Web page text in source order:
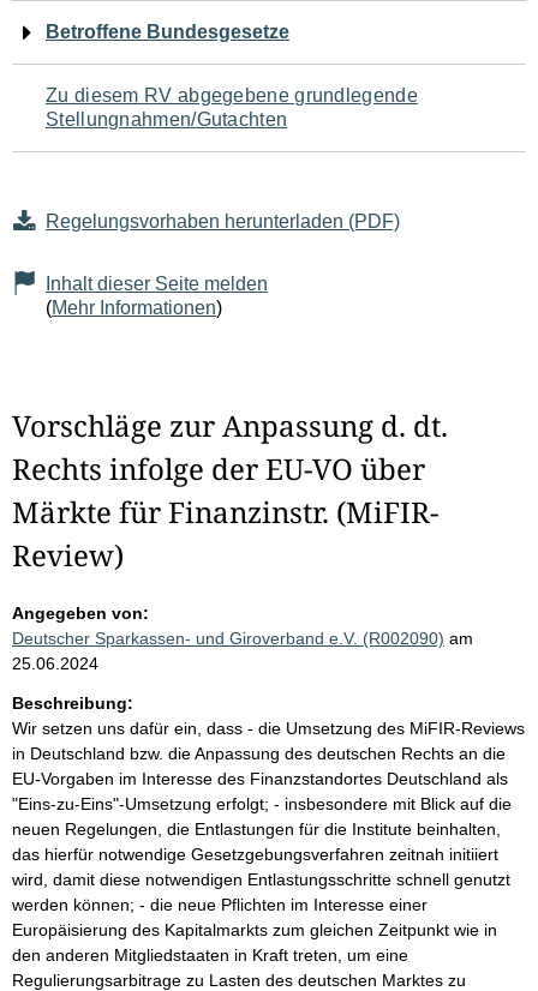
Seiteninhalt
Betroffene Bundesgesetze
Zu diesem RV abgegebene grundlegende
Stellungnahmen/Gutachten
Regelungsvorhaben herunterladen (PDF)
Inhalt dieser Seite melden
(Mehr Informationen)
Vorschläge zur Anpassung d. dt.
Rechts infolge der EU-VO über
Märkte für Finanzinstr. (MiFIR-
Review)
Angegeben von:
Deutscher Sparkassen- und Giroverband e.V. (R002090) am
25.06.2024
Beschreibung:
Wir setzen uns dafür ein, dass - die Umsetzung des MiFIR-Reviews
in Deutschland bzw. die Anpassung des deutschen Rechts an die
EU-Vorgaben im Interesse des Finanzstandortes Deutschland als
"Eins-zu-Eins"-Umsetzung erfolgt; - insbesondere mit Blick auf die
neuen Regelungen, die Entlastungen für die Institute beinhalten,
das hierfür notwendige Gesetzgebungsverfahren zeitnah initiiert
wird, damit diese notwendigen Entlastungsschritte schnell genutzt
werden können; - die neue Pflichten im Interesse einer
Europäisierung des Kapitalmarkts zum gleichen Zeitpunkt wie in
den anderen Mitgliedstaaten in Kraft treten, um eine
Regulierungsarbitrage zu Lasten des deutschen Marktes zu